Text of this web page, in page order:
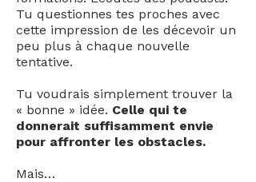
Tu questionnes tes proches avec
cette impression de les décevoir un
peu plus à chaque nouvelle
tentative.
Tu voudrais simplement trouver la
« bonne » idée. Celle qui te
donnerait suffisamment envie
pour affronter les obstacles.
Mais…